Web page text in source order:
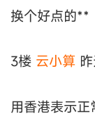
换个好点的**
3楼 云小算
用香港表示